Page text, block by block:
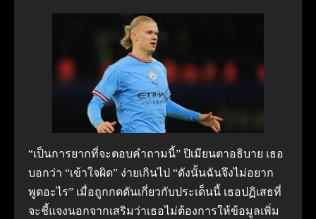
“เป็นการยากที่จะตอบคำถามนี้” ปิเมียนตาอธิบาย เธอ
บอกว่า “เข้าใจผิด” ง่ายเกินไป “ดังนั้นฉันจึงไม่อยาก
พูดอะไร” เมื่อถูกกดดันเกี่ยวกับประเด็นนี้ เธอปฏิเสธที่
จะชี้แจงนอกจากเสริมว่าเธอไม่ต้องการให้ข้อมูลเพิ่ม